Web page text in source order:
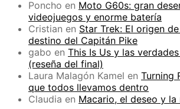
Poncho en Moto G60s: gran
videojuegos y enorme batería
Cristian en Star Trek: El origen
destino del Capitán Pike
gabo en This Is Us y las
(reseña del final)
Laura Malagón Kamel en Turning
que todos llevamos dentro
Claudia en Macario, el deseo y la